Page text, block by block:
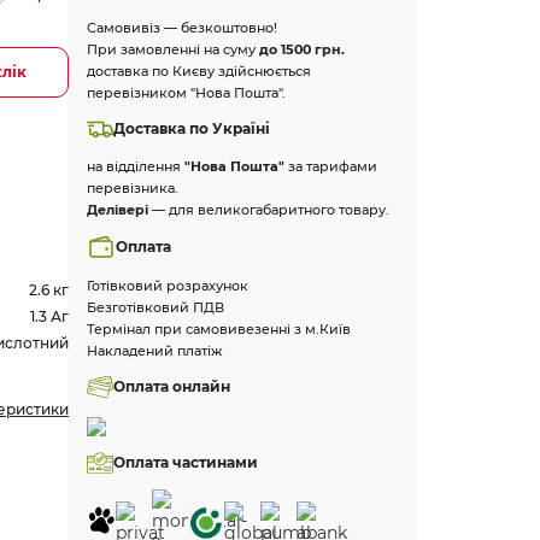
2.6 кг
1.3 Аг
Самовивіз — безкоштовно!
При замовленні на суму до 1500 грн.
доставка по Києву здійснюється
перевізником "Нова Пошта".
Доставка по Україні
на відділення "Нова Пошта" за тарифами
перевізника.
Делівері— для великогабаритного товару.
Оплата
Готівковий розрахунок
Безготівковий ПДВ
Термінал при самовивезенні з м.Київ
Накладений платіж
Оплата онлайн
Оплата частинами